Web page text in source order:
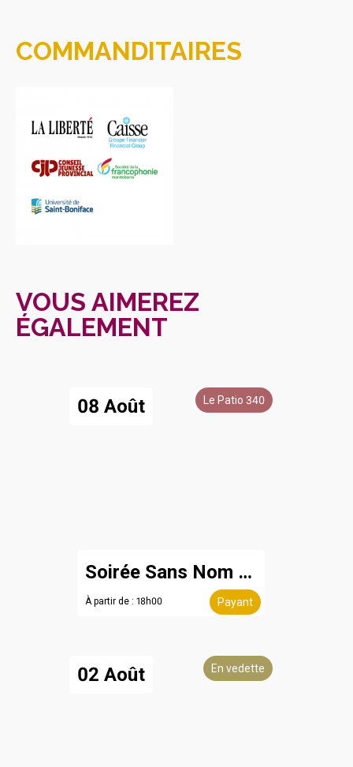
COMMANDITAIRES
VOUS AIMEREZ
ÉGALEMENT
08 Août Le Patio 340
Soirée Sans Nom - 8 août
À partir de : 18h00 Payant
02 Août En vedette